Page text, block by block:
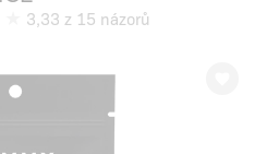
3,33 z 15 názorů